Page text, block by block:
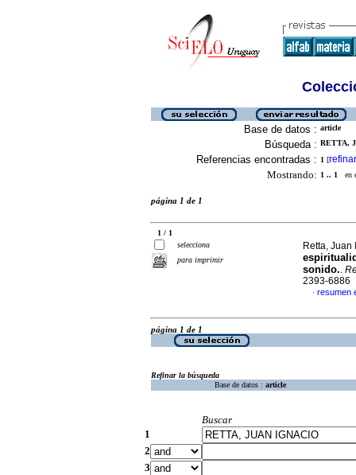
Base de datos : article
Búsqueda : RETTA,
Referencias encontradas : 1 [refinar
Mostrando: 1 .. 1 en
página 1 de 1
1 / 1
selecciona
para imprimir
Retta,
sonido..
2393-6886
· resumen
página 1 de 1
Refinar la búsqueda
Base de datos : article
Buscar
1
2
3